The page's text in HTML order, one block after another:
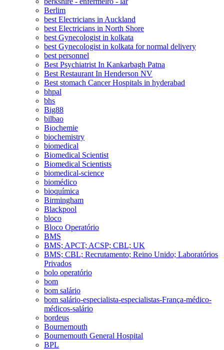
Berlim
best Electricians in Auckland
best Electricians in North Shore
best Gynecologist in kolkata
best Gynecologist in kolkata for normal delivery
best personnel
Best Psychiatrist In Kankarbagh Patna
Best Restaurant In Henderson NV
Best stomach Cancer Hospitals in hyderabad
bhpal
bhs
Big88
bilbao
Biochemie
biochemistry
biomedical
Biomedical Scientist
Biomedical Scientists
biomedical-science
biomédico
bioquímica
Birmingham
Blackpool
bloco
Bloco Operatório
BMS
BMS; APCT; ACSP; CBL; UK
BMS; CBL; Recrutamento; Reino Unido; Laboratórios
Privados
bolo operatório
bom
bom salário
bom salário-especialista-especialistas-França-médico-
médicos-salário
bordeus
Bournemouth
Bournemouth General Hospital
BPL